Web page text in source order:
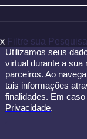
x Filtre sua
Utilizamos seus
virtual durante a sua
parceiros. Ao
tais informações
finalidades. Em
Privacidade.